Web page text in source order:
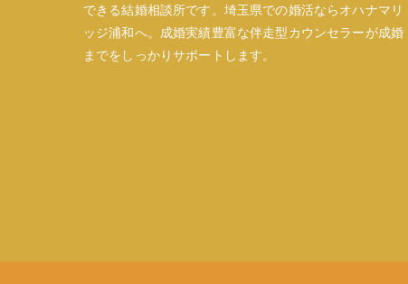
できる結婚相談所です。埼玉県での婚活ならオハナマリ
ッジ浦和へ。成婚実績豊富な伴走型カウンセラーが成婚
までをしっかりサポートします。